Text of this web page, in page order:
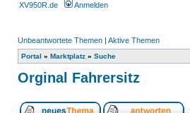
XV950R.de Anmelden
Unbeantwortete Themen | Aktive Themen
Portal » Marktplatz » Suche
Orginal Fahrersitz